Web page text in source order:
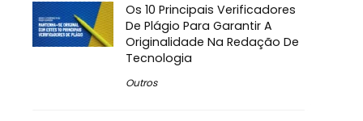
Os 10 Principais Verificadores
De Plágio Para Garantir A
Originalidade Na Redação De
Tecnologia
Outros